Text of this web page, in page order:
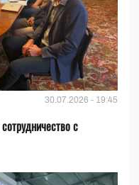
30.07.2026 - 19:45
с